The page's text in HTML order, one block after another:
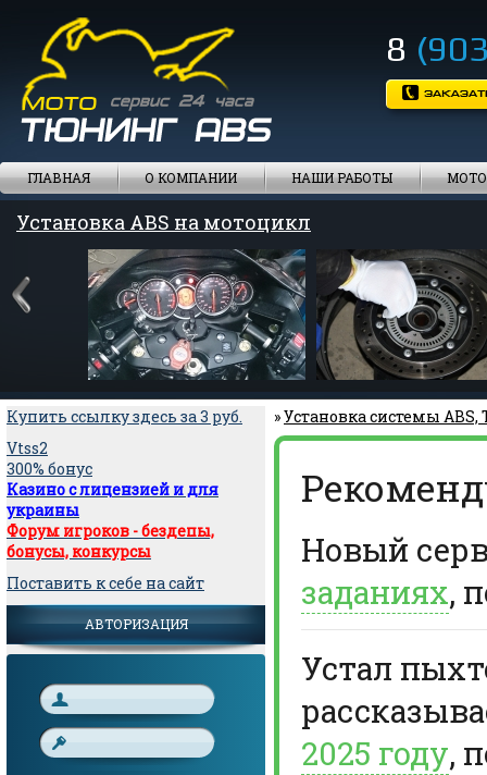
8
ГЛАВНАЯ О КОМПАНИИ НАШИ РАБОТЫ
Установка ABS на мотоцикл
Купить ссылку здесь за3 руб.
Vtss2
300% бонус
Казино с лицензией и для
украины
Форум игроков - бездепы,
бонусы, конкурсы
Поставить к себе на сайт
АВТОРИЗАЦИЯ
»Установка системы
Новый
заданиях,
Устал
2025 году,